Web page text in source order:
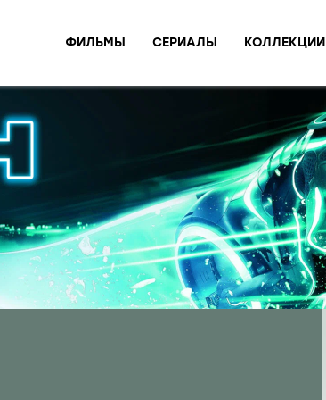
ФИЛЬМЫ СЕРИАЛЫ КОЛЛЕКЦИИ